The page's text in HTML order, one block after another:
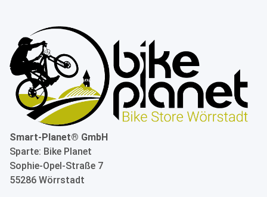
Smart-Planet® GmbH
Sparte: Bike Planet
Sophie-Opel-Straße 7
55286 Wörrstadt